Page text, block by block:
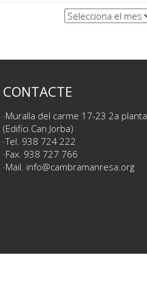
Arxius
CONTACTE
Muralla del carme 17-23 2a planta
(Edifici Can Jorba)
Tel. 938 724 222
Fax. 938 727 766
Mail. info@cambramanresa.org